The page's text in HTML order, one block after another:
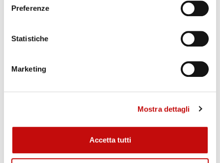
Preferenze
Statistiche
Marketing
Mostra dettagli
Accetta tutti
cliente può contare su
soluzioni di connessione su
idraulico.
Come possiamo aiutarti?
Siamo in grado di proporti prodotti e